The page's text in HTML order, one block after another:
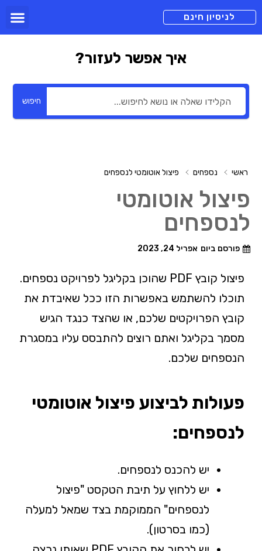
לניסיון חינם
איך אפשר לעזור?
חיפוש
ראשי נספחים פיצול אוטומטי לנספחים
פיצול אוטומטי
לנספחים
פורסם ביום אפריל 24, 2023
פיצול קובץ PDF שהוכן בקליגל לפרויקט נספחים.
תוכלו להשתמש באפשרות הזו ככל שאיבדת את
קובץ הפרויקטים שלכם, או שהצד כנגד הגיש
מסמך בקליגל ואתם רוצים להתבסס עליו במסגרת
הנספחים שלכם.
פעולות לביצוע פיצול אוטומטי
לנספחים:
יש להכנס לנספחים.
יש ללחוץ על תיבת הטקסט "פיצול
לנספחים" הממוקמת בצד שמאל למעלה
(כמו בסרטון).